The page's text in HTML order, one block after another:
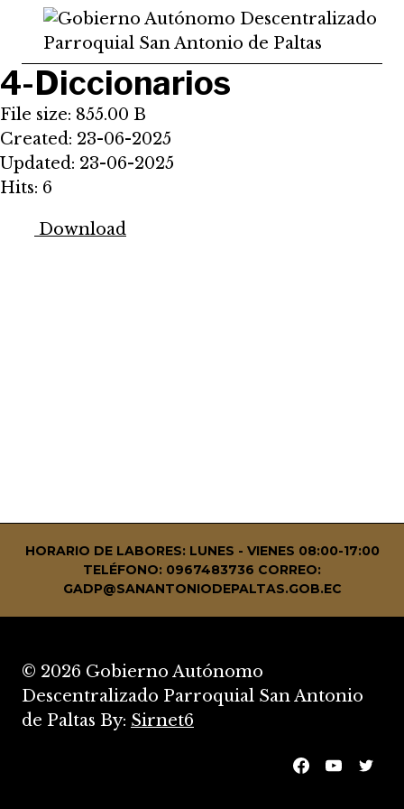
Saltar
contenido
4-Diccionarios
File size: 855.00 B
Created: 23-06-2025
Updated: 23-06-2025
Hits: 6
Download
HORARIO DE LABORES: LUNES - VIENES 08:00-17:00
TELÉFONO: 0967483736 CORREO:
GADP@SANANTONIODEPALTAS.GOB.EC
© 2026 Gobierno Autónomo
Descentralizado Parroquial San Antonio
de Paltas By: Sirnet6